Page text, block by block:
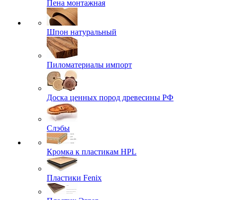
Пена монтажная
Шпон натуральный
Пиломатериалы импорт
Доска ценных пород древесины РФ
Слэбы
Кромка к пластикам HPL
Пластики Fenix